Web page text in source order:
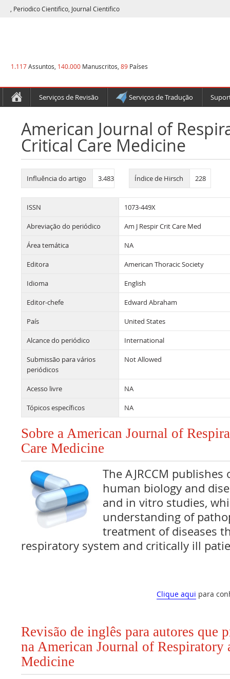
, Periodico Cientifico, Journal Cientifico
1.117Assuntos, 140.000 Manuscritos, 89 Países
Serviços de Revisão Serviços de Tradução
American Journal of
Critical Care Medicine
Influência do artigo 3.483 Índice de Hirsch 228
ISSN 1073-449X
Abreviação do periódico Am J Respir Crit Care Med
Área temática NA
Editora American Thoracic Society
Idioma English
Editor-chefe Edward Abraham
País United States
Alcance do periódico International
Submissão para vários
periódicos
Not Allowed
Acesso livre NA
Tópicos específicos NA
Sobre a American Journal of
Care Medicine
The AJRCCM
human biology and
and in vitro studies,
understanding of
treatment of diseases
respiratory system and critically ill
Clique aqui para
Revisão de inglês para autores que
na American Journal of Respiratory
Medicine